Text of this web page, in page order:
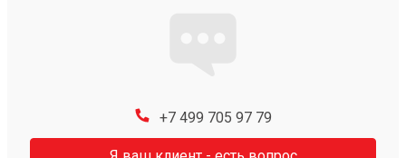
+7 499 705 97 79